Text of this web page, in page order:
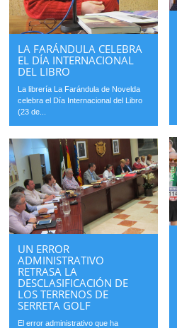
LA FARÁNDULA CELEBRA
EL DÍA INTERNACIONAL
DEL LIBRO
La librería La Farándula de Novelda
celebra el Día Internacional del Libro
(23 de...
UN ERROR
ADMINISTRATIVO
RETRASA LA
DESCLASIFICACIÓN DE
LOS TERRENOS DE
SERRETA GOLF
El error administrativo que ha